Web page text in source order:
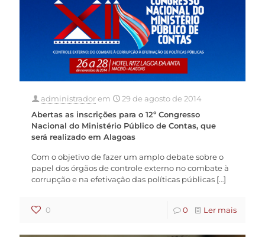
administradorem
29 de agosto de 2014
Abertas as inscrições para o 12º Congresso
Nacional do Ministério Público de Contas, que
será realizado em Alagoas
Com o objetivo de fazer um amplo debate sobre o
papel dos órgãos de controle externo no combate à
corrupção e na efetivação das políticas públicas […]
0 0 Ler mais